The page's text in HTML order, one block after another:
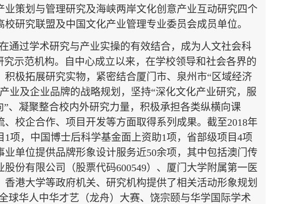
策划与管理研究及海峡两岸文化创意产业互动研究四个
研究联盟及中国文化产业管理专业委员会成员单位。
通过学术研究与产业实操的有效结合，成为人文社会科
示范机构。自中心成立以来，在学校领导和社会各界的
极拓展研究实物，紧密结合厦门市、泉州市“区域经济
业及企业品牌的战略规划，坚持“深化文化产业研究，服
、凝聚整合校内外研究力量，积极承担各类纵横向课
校企合作、项目开发等方面取得系列成果。截至2018年
1项，中国博士后科学基金面上资助1项，省部级项目4项
业单位提供品牌形象设计服务近50余项，其中包括澳门传
股份有限公司（股票代码600549）、厦门大学附属第一医
港大学等政府机关、研究机构提供了相关活动形象规划
球华人中华才艺（龙舟）大赛、饶宗颐与华学国际学术